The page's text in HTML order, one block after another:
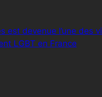
est devenue l’une des
LGBT en France